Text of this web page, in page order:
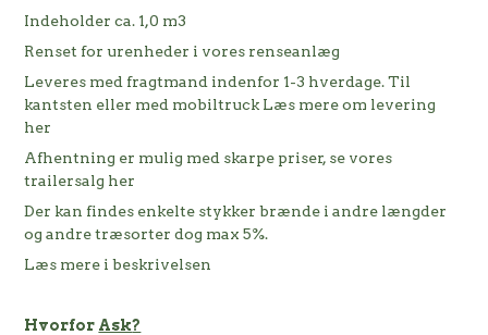
Indeholder ca. 1,0 m3
Renset for urenheder i vores renseanlæg
Leveres med fragtmand indenfor 1-3 hverdage. Til
kantsten eller med mobiltruck Læs mere om levering
her
Afhentning er mulig med skarpe priser, se vores
trailersalg her
Der kan findes enkelte stykker brænde i andre længder
og andre træsorter dog max 5%.
Læs mere i beskrivelsen
Hvorfor Ask?